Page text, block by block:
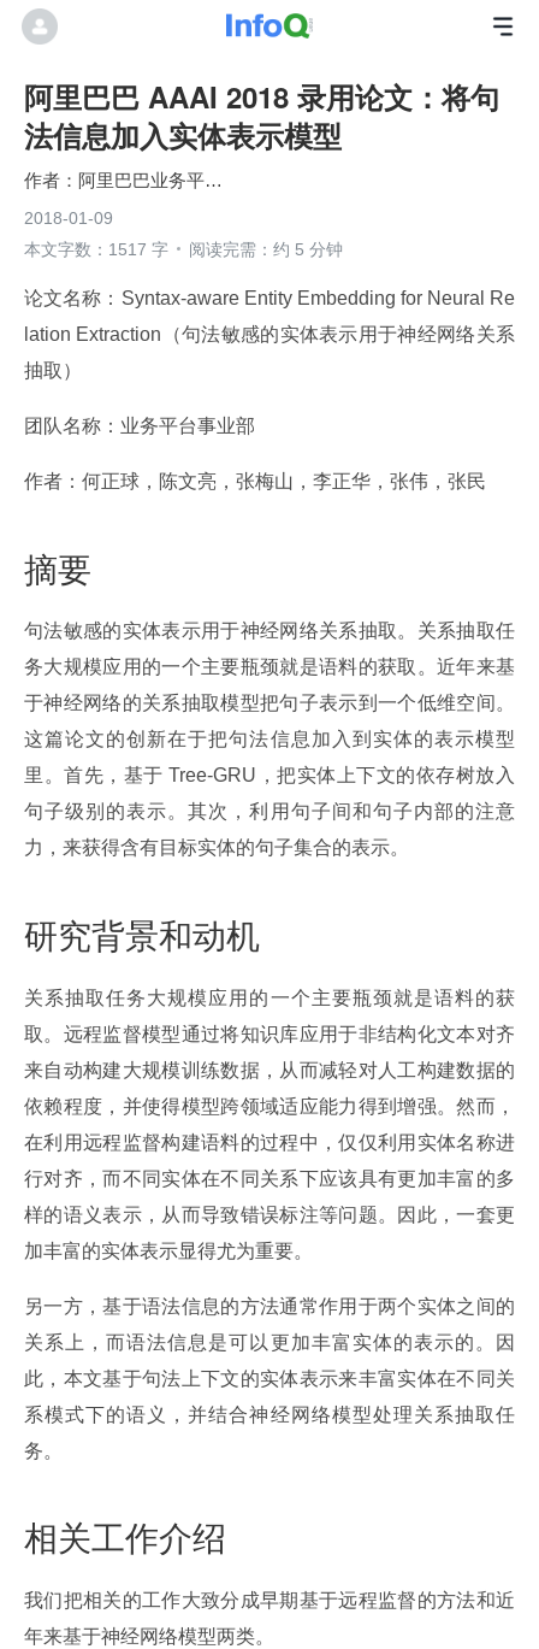
阿里巴巴 AAAI 2018 录用论文：将句
法信息加入实体表示模型
阿里巴巴业务平台事业部
2018-01-09
本文字数：1517 字
阅读完需：约 5 分钟
论文名称：Syntax-aware Entity Embedding for Neural Re
lation Extraction（句法敏感的实体表示用于神经网络关系
抽取）
团队名称：业务平台事业部
作者：何正球，陈文亮，张梅山，李正华，张伟，张民
摘要
句法敏感的实体表示用于神经网络关系抽取。关系抽取任
务大规模应用的一个主要瓶颈就是语料的获取。近年来基
于神经网络的关系抽取模型把句子表示到一个低维空间。
这篇论文的创新在于把句法信息加入到实体的表示模型
里。首先，基于 Tree-GRU，把实体上下文的依存树放入
句子级别的表示。其次，利用句子间和句子内部的注意
力，来获得含有目标实体的句子集合的表示。
研究背景和动机
关系抽取任务大规模应用的一个主要瓶颈就是语料的获
取。远程监督模型通过将知识库应用于非结构化文本对齐
来自动构建大规模训练数据，从而减轻对人工构建数据的
依赖程度，并使得模型跨领域适应能力得到增强。然而，
在利用远程监督构建语料的过程中，仅仅利用实体名称进
行对齐，而不同实体在不同关系下应该具有更加丰富的多
样的语义表示，从而导致错误标注等问题。因此，一套更
加丰富的实体表示显得尤为重要。
另一方，基于语法信息的方法通常作用于两个实体之间的
关系上，而语法信息是可以更加丰富实体的表示的。因
此，本文基于句法上下文的实体表示来丰富实体在不同关
系模式下的语义，并结合神经网络模型处理关系抽取任
务。
相关工作介绍
我们把相关的工作大致分成早期基于远程监督的方法和近
年来基于神经网络模型两类。